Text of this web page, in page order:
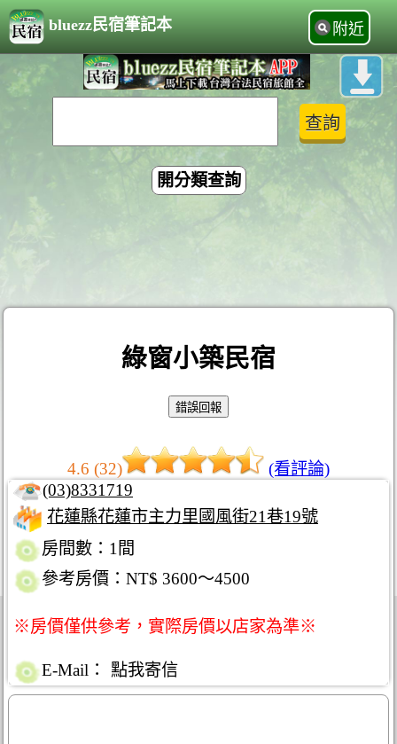
bluezz民宿筆記本 附近
開分類查詢
綠窗小築民宿
4.6 (32)
(看評論)
(03)8331719
花蓮縣花蓮市主力里國風街21巷19號
房間數：1間
參考房價：NT$ 3600～4500
※房價僅供參考，實際房價以店家為準※
E-Mail： 點我寄信